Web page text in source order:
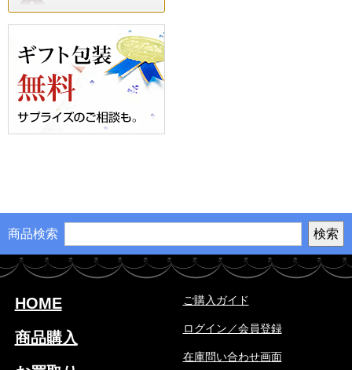
商品検索
HOME
商品購入
ご購入ガイド
ログイン／会員登録
在庫問い合わせ画面